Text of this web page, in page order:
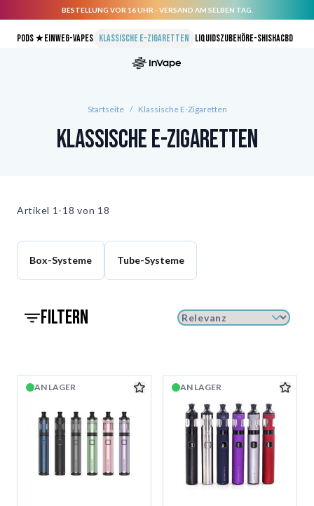
BESTELLUNG VOR 16 UHR - VERSAND AM SELBEN TAG.
Pods ★Einweg-Vapes Klassische E-Zigaretten LiquidsZubehörE-ShishaCBD
Startseite / Klassische E-Zigaretten
Klassische E-Zigaretten
Artikel 1-18 von 18
Box-Systeme Tube-Systeme
filtern
AN LAGER AN LAGER